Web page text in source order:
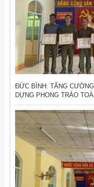
ĐỨC BÌNH: TĂNG
DỰNG PHONG TRÀO
VỮNG MẠNH